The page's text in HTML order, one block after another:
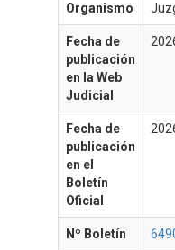
Organismo
Fecha de
publicación
en la Web
Judicial
Fecha de
publicación
en el
Boletín
Oficial
Nº Boletín